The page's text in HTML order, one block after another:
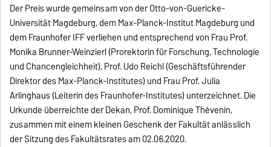
Der Preis wurde gemeinsam von der Otto-von-Guericke-
Universität Magdeburg, dem Max-Planck-Institut Magdeburg und
dem Fraunhofer IFF verliehen und entsprechend von Frau Prof.
Monika Brunner-Weinzierl (Prorektorin für Forschung, Technologie
und Chancengleichheit), Prof. Udo Reichl (Geschäftsführender
Direktor des Max-Planck-Institutes) und Frau Prof. Julia
Arlinghaus (Leiterin des Fraunhofer-Institutes) unterzeichnet. Die
Urkunde überreichte der Dekan, Prof. Dominique Thévenin,
zusammen mit einem kleinen Geschenk der Fakultät anlässlich
der Sitzung des Fakultätsrates am 02.06.2020.